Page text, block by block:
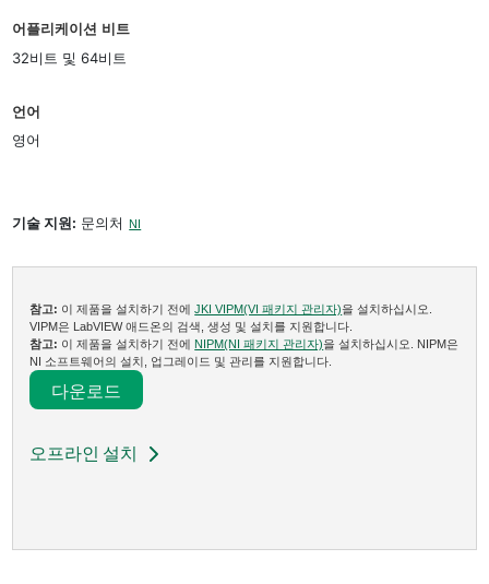
어플리케이션 비트
32비트 및 64비트
언어
영어
기술 지원: 문의처 NI
참고: 이 제품을 설치하기 전에JKI VIPM(VI 패키지 관리자)을 설치하십시오.
VIPM은 LabVIEW 애드온의 검색, 생성 및 설치를 지원합니다.
참고: 이 제품을 설치하기 전에 NIPM(NI 패키지 관리자)을 설치하십시오. NIPM은
NI 소프트웨어의 설치, 업그레이드 및 관리를 지원합니다.
다운로드​
오프라인 설치